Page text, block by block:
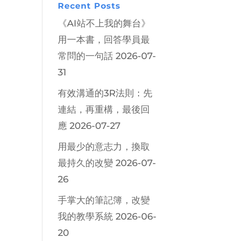
Recent Posts
《AI站不上我的舞台》
用一本書，回答學員最
常問的一句話 2026-07-
31
有效溝通的3R法則：先
連結，再重構，最後回
應 2026-07-27
用最少的意志力，換取
最持久的改變 2026-07-
26
手掌大的筆記簿，改變
我的教學系統 2026-06-
20